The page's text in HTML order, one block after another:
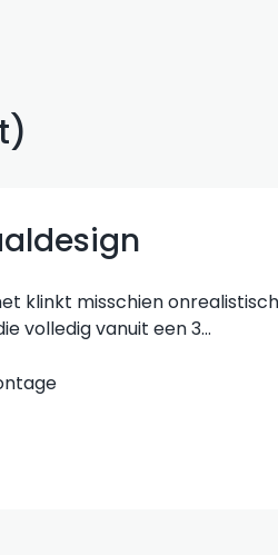
)
klinkt misschien
volledig vanuit een 3...